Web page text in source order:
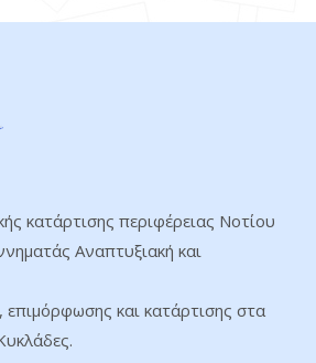
κατάρτισης περιφέρειας Νοτίου
Αναπτυξιακή και
επιμόρφωσης και κατάρτισης στα